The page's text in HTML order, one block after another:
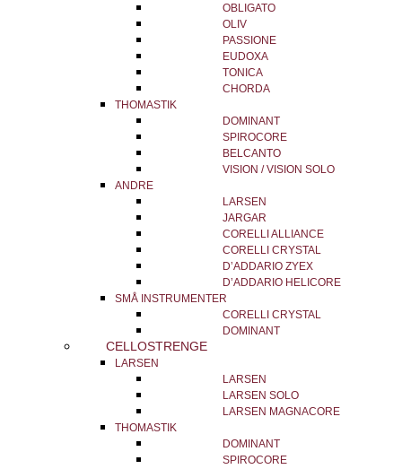
OBLIGATO
OLIV
PASSIONE
EUDOXA
TONICA
CHORDA
THOMASTIK
DOMINANT
SPIROCORE
BELCANTO
VISION / VISION SOLO
ANDRE
LARSEN
JARGAR
CORELLI ALLIANCE
CORELLI CRYSTAL
D’ADDARIO ZYEX
D’ADDARIO HELICORE
SMÅ INSTRUMENTER
CORELLI CRYSTAL
DOMINANT
CELLOSTRENGE
LARSEN
LARSEN
LARSEN SOLO
LARSEN MAGNACORE
THOMASTIK
DOMINANT
SPIROCORE